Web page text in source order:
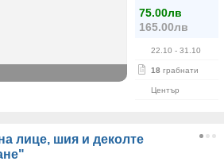
75.00лв
165.00лв
22.10 - 31.10
18 грабнати
Център
лице, шия и деколте